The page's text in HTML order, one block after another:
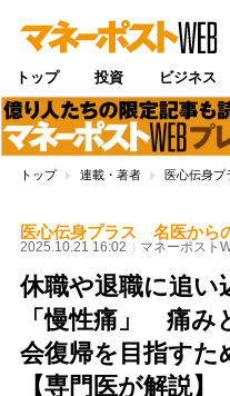
トップ 投資 ビジネス
トップ 連載・著者 医心伝身
医心伝身プラス 名医から
2025.10.21 16:02 マネーポスト
休職や退職に追い
「慢性痛」 痛み
会復帰を目指すた
【専門医が解説】